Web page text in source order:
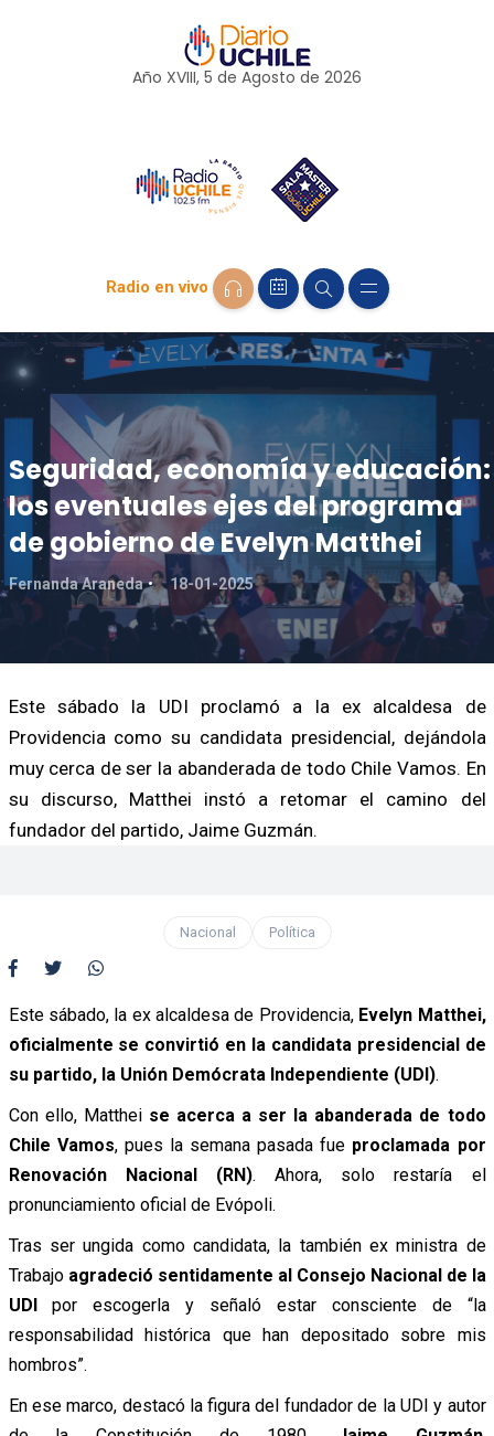
Año XVIII, 5 de Agosto de 2026
Radio en vivo
Seguridad, economía y educación:
los eventuales ejes del programa
de gobierno de Evelyn Matthei
Fernanda Araneda 18-01-2025
Este sábado la UDI proclamó a la ex alcaldesa de
Providencia como su candidata presidencial, dejándola
muy cerca de ser la abanderada de todo Chile Vamos. En
su discurso, Matthei instó a retomar el camino del
fundador del partido, Jaime Guzmán.
Nacional Política
Este sábado, la ex alcaldesa de Providencia, Evelyn Matthei,
oficialmente se convirtió en la candidata presidencial de
su partido, la Unión Demócrata Independiente (UDI).
Con ello, Mattheise acerca a ser la abanderada de todo
Chile Vamos, pues la semana pasada fue proclamada por
Renovación Nacional (RN). Ahora, solo restaría el
pronunciamiento oficial de Evópoli.
Tras ser ungida como candidata, la también ex ministra de
Trabajo agradeció sentidamente al Consejo Nacional de la
UDIpor escogerla y señaló estar consciente de “la
responsabilidad histórica que han depositado sobre mis
hombros”.
En ese marco, destacó la figura del fundador de la UDI y autor